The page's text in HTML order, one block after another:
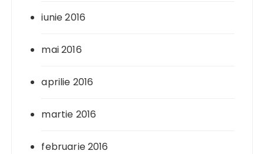
iunie 2016
mai 2016
aprilie 2016
martie 2016
februarie 2016